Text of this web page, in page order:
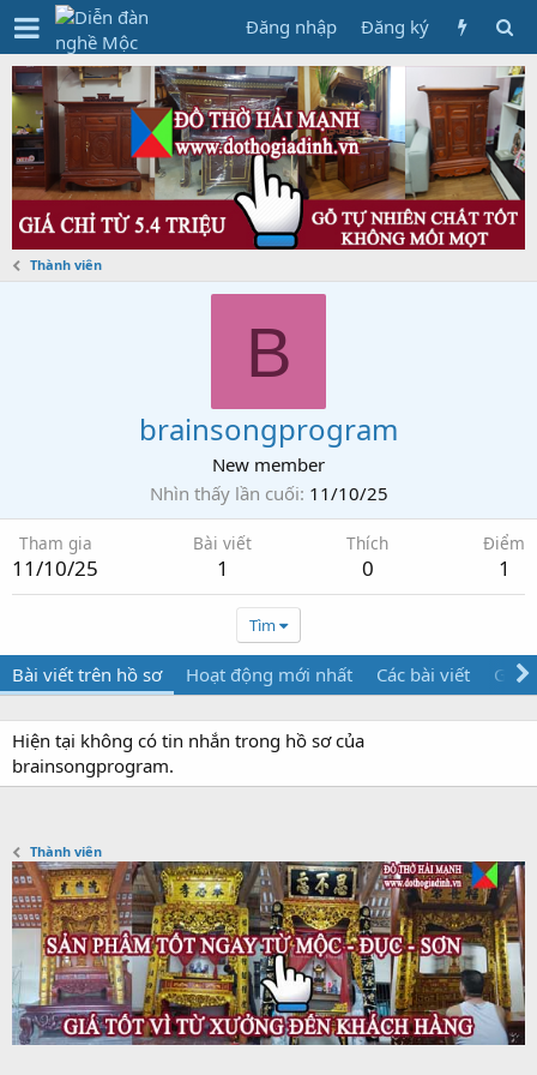
Đăng nhập Đăng ký
Thành viên
B
brainsongprogram
New member
Nhìn thấy lần cuối 11/10/25
Tham gia
11/10/25
Bài viết
1
Thích
0
Điểm
1
Tìm
Bài viết trên hồ sơ Hoạt động mới nhất Các bài viết Giới
Hiện tại không có tin nhắn trong hồ sơ của
brainsongprogram.
Thành viên